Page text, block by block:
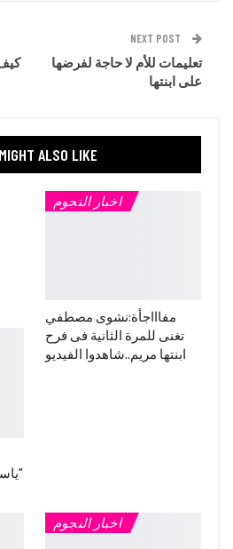
NEXT POST
تعليمات للأم لا حاجة لفرضها
على ابنتها
ALSO LIKE
اخبار النجوم
مفاااجأة:نشوى مصطفي
تغنى للمرة الثانية فى فرح
ابنتها مريم..شاهدوا الفيديو
اخبار النجوم